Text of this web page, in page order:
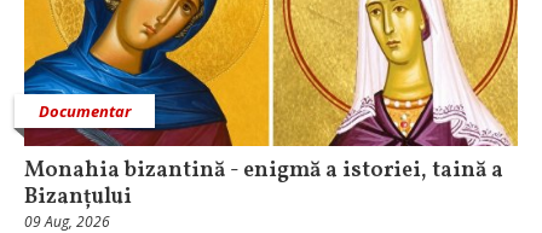
Documentar
Monahia bizantină - enigmă a istoriei, taină a
Bizanțului
09 Aug, 2026